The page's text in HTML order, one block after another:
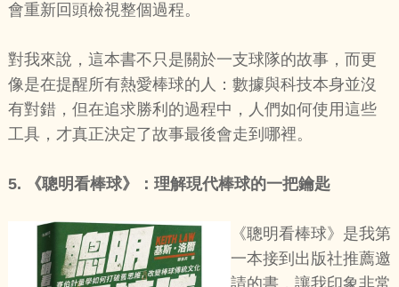
會重新回頭檢視整個過程。
對我來說，這本書不只是關於一支球隊的故事，而更
像是在提醒所有熱愛棒球的人：數據與科技本身並沒
有對錯，但在追求勝利的過程中，人們如何使用這些
工具，才真正決定了故事最後會走到哪裡。
5. 《聰明看棒球》：理解現代棒球的一把鑰匙
《聰明看棒球》是我第
一本接到出版社推薦邀